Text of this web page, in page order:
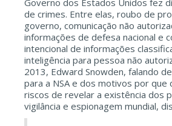
de crimes. Entre elas, roubo de
governo, comunicação não
informações de defesa nacional e
intencional de informações
inteligência para pessoa não
2013, Edward Snowden, falando
para a NSA e dos motivos por que
riscos de revelar a existência dos
vigilância e espionagem mundial,